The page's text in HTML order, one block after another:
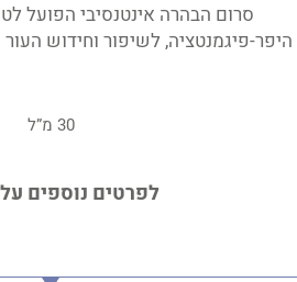
סרום הבהרה אינטנסיבי הפועל
היפר-פיגמנטציה, לשיפור וחידוש
30 מ”ל
לפרטים נוספים